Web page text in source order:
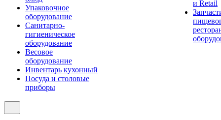
Упаковочное
оборудование
Санитарно-
гигиеническое
оборудование
Весовое
оборудование
Инвентарь кухонный
Посуда и столовые
приборы
и Retail